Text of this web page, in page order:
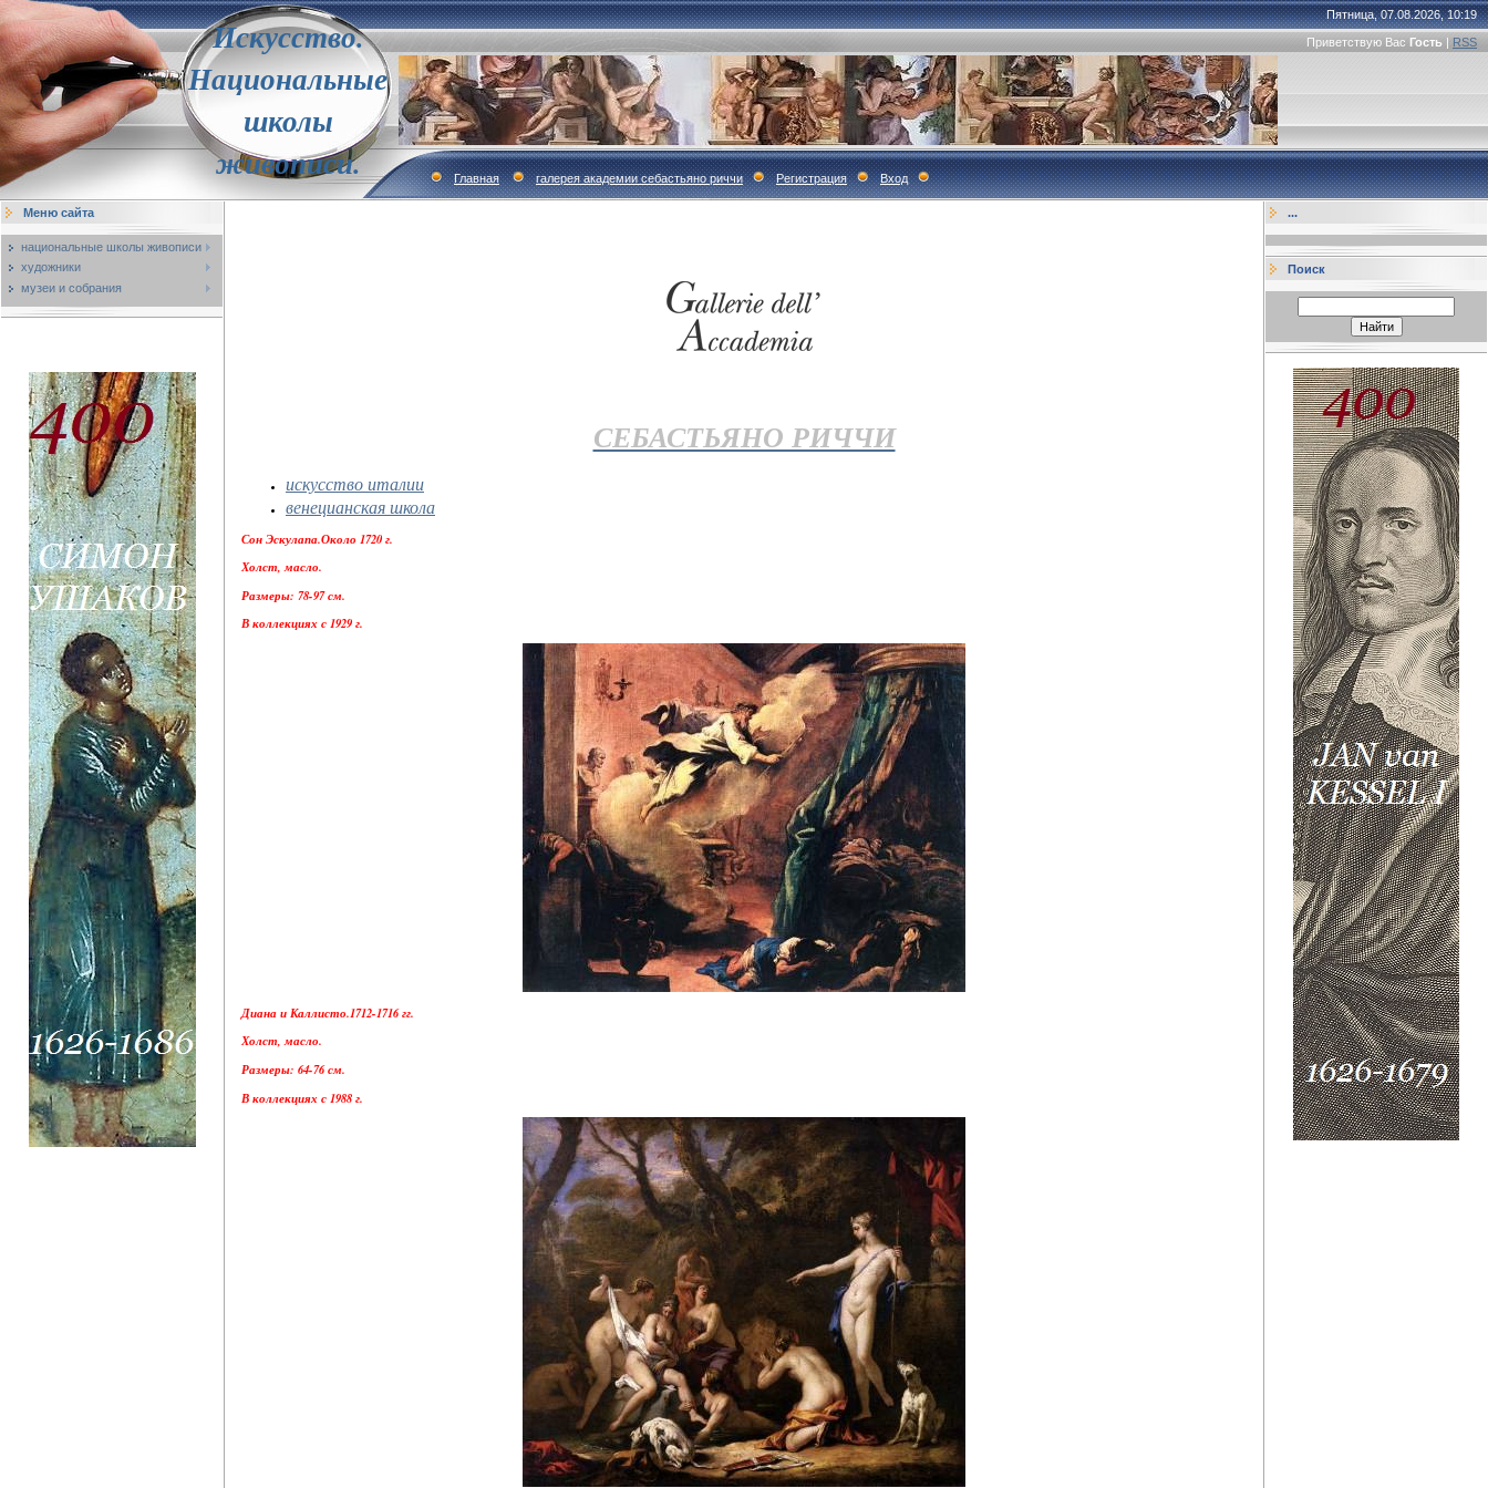
Искусство.
Национальные
школы
живописи.
Пятница, 07.08.2026, 10:19
Приветствую Вас Гость | RSS
Главная галерея академии себастьяно риччи Регистрация Вход
Меню сайта
национальные школы живописи
художники
музеи и собрания
СЕБАСТЬЯНО РИЧЧИ
искусство италии
венецианская школа
Сон Эскулапа.Около 1720 г.
Холст, масло.
Размеры: 78-97 см.
В коллекциях с 1929 г.
Диана и Каллисто.1712-1716 гг.
Холст, масло.
Размеры: 64-76 см.
В коллекциях с 1988 г.
...
Поиск